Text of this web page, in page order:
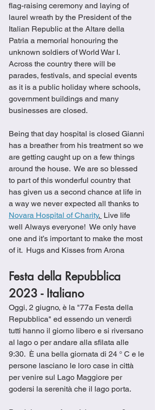
flag-raising ceremony and laying of
laurel wreath by the President of the
Italian Republic at the Altare della
Patria a memorial honouring the
unknown soldiers of World War I.
Across the country there will be
parades, festivals, and special events
as it is a public holiday where schools,
government buildings and many
businesses are closed.
Being that day hospital is closed Gianni
has a breather from his treatment so we
are getting caught up on a few things
around the house.  We are so blessed
to part of this wonderful country that
has given us a second chance at life in
a way we never expected all thanks to
Novara Hospital of Charity. Live life
well Always everyone!  We only have
one and it’s important to make the most
of it.  Hugs and Kisses from Arona
Festa della Repubblica
2023 - Italiano
Oggi, 2 giugno, è la "77a Festa della
Repubblica" ed essendo un venerdì
tutti hanno il giorno libero e si riversano
al lago o per andare alla sfilata alle
9:30.  È una bella giornata di 24 ° C e le
persone lasciano le loro case in città
per venire sul Lago Maggiore per
godersi la serenità che il lago porta.